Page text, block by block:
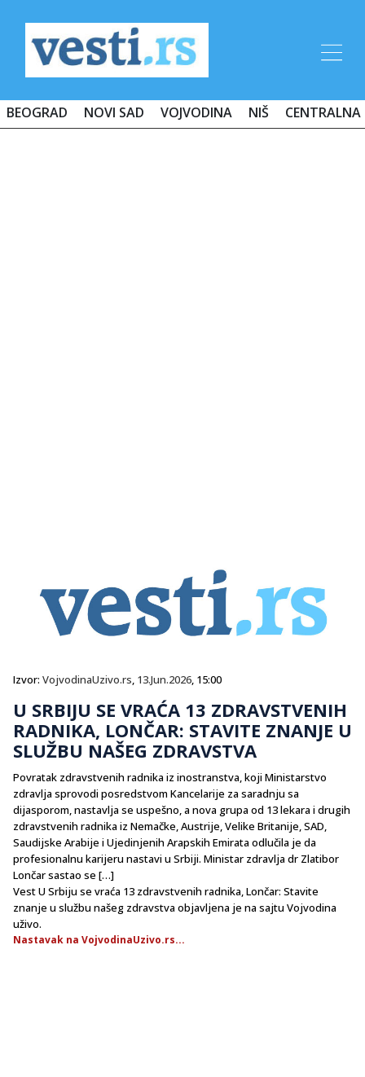
BEOGRAD NOVI SAD VOJVODINA NIŠ CENTRALNA
Izvor: VojvodinaUzivo.rs, 13.Jun.2026, 15:00
U SRBIJU SE VRAĆA 13 ZDRAVSTVENIH
RADNIKA, LONČAR: STAVITE ZNANJE U
SLUŽBU NAŠEG ZDRAVSTVA
Povratak zdravstvenih radnika iz inostranstva, koji Ministarstvo
zdravlja sprovodi posredstvom Kancelarije za saradnju sa
dijasporom, nastavlja se uspešno, a nova grupa od 13 lekara i drugih
zdravstvenih radnika iz Nemačke, Austrije, Velike Britanije, SAD,
Saudijske Arabije i Ujedinjenih Arapskih Emirata odlučila je da
profesionalnu karijeru nastavi u Srbiji. Ministar zdravlja dr Zlatibor
Lončar sastao se […]
Vest U Srbiju se vraća 13 zdravstvenih radnika, Lončar: Stavite
znanje u službu našeg zdravstva objavljena je na sajtu Vojvodina
uživo.
Nastavak na VojvodinaUzivo.rs...